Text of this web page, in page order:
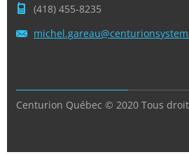
(418) 455-8235
michel.gareau@centurions
Centurion Québec © 2020 Tous